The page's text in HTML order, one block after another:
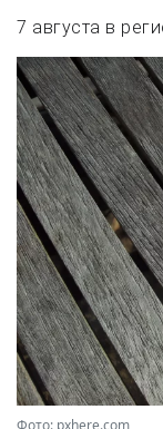
7 августа в
Фото: pxhere.com